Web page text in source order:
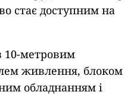
стає доступним на
10-метровим
живлення, блоком
обладнанням і